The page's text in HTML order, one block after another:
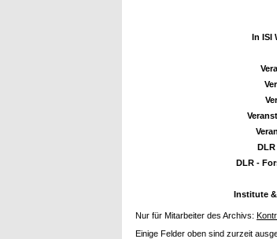
In ISI
DLR -
Institute
Nur für Mitarbeiter des Archivs:
Einige Felder oben sind zurzeit